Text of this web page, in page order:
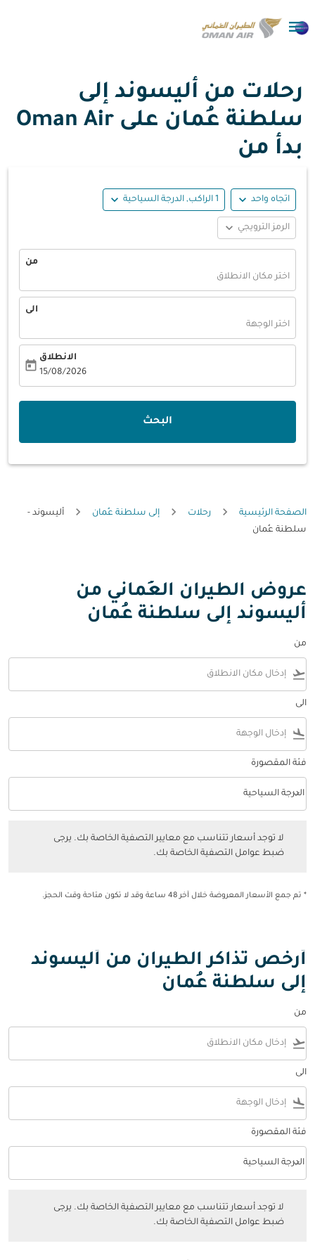

رحلات من أليسوند إلى
سلطنة عُمان على Oman Air
بدأ من
اتجاه واحد expand_more 1 الراكب, الدرجة السياحية expand_more
الرمز الترويجي expand_more
من
اختر مكان الانطلاق
الى
اختر الوجهة
الانطلاق
15/08/2026
today
البحث
الصفحة الرئيسية رحلات إلى سلطنة عُمان
أليسوند -
سلطنة عُمان
عروض الطيران العُماني من
أليسوند إلى سلطنة عُمان
من
flight_takeoff
الى
flight_land
فئة المقصورة
فئة المقصورة option الدرجة السياحية Selected
الدرجة السياحية
keyboard_arrow_down
لا توجد أسعار تتناسب مع معايير التصفية الخاصة بك. يرجى
ضبط عوامل التصفية الخاصة بك.
* تم جمع الأسعار المعروضة خلال آخر 48 ساعة وقد لا تكون متاحة وقت الحجز.
أرخص تذاكر الطيران من أليسوند
إلى سلطنة عُمان
من
flight_takeoff
الى
flight_land
فئة المقصورة
فئة المقصورة option الدرجة السياحية Selected
الدرجة السياحية
keyboard_arrow_down
لا توجد أسعار تتناسب مع معايير التصفية الخاصة بك. يرجى
ضبط عوامل التصفية الخاصة بك.